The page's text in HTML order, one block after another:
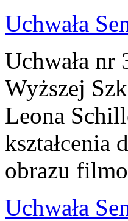
Uchwała
Uchwała nr
Wyższej
Leona
kształcenia
obrazu
Uchwała